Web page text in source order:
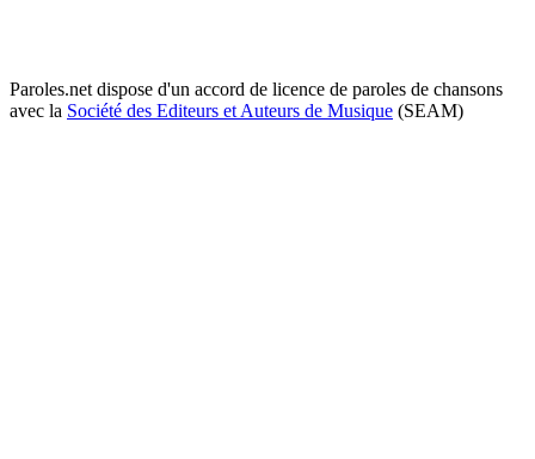
Paroles.net dispose d'un accord de licence de paroles de chansons
avec la Société des Editeurs et Auteurs de Musique (SEAM)